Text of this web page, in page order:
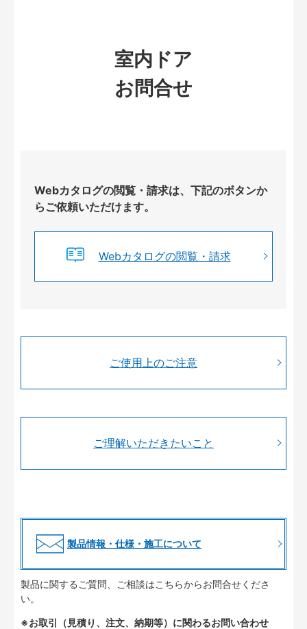
室内ドア
お問合せ
Webカタログの閲覧・請求は、下記のボタンか
らご依頼いただけます。
Webカタログの閲覧・請求
ご使用上のご注意
ご理解いただきたいこと
製品情報・仕様・施工について
製品に関するご質問、ご相談はこちらからお問合せくださ
い。
※お取引（見積り、注文、納期等）に関わるお問い合わせ